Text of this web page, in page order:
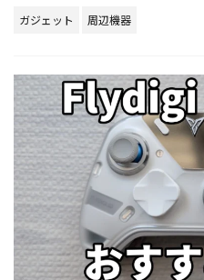
ガジェット 周辺機器